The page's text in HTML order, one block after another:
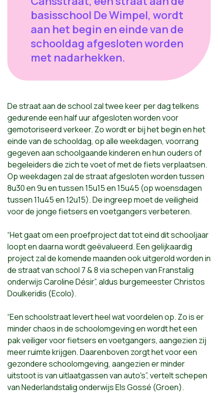
basisschool De Wimpel, wordt
aan het begin en einde van de
schooldag afgesloten worden
met nadarhekken.
De straat aan de school zal twee keer per dag telkens
gedurende een half uur afgesloten worden voor
gemotoriseerd verkeer. Zo wordt er bij het begin en het
einde van de schooldag, op alle weekdagen, voorrang
gegeven aan schoolgaande kinderen en hun ouders of
begeleiders die zich te voet of met de fiets verplaatsen.
Op weekdagen zal de straat afgesloten worden tussen
8u30 en 9u en tussen 15u15 en 15u45 (op woensdagen
tussen 11u45 en 12u15). De ingreep moet de veiligheid
voor de jonge fietsers en voetgangers verbeteren.
“Het gaat om een proefproject dat tot eind dit schooljaar
loopt en daarna wordt geëvalueerd. Een gelijkaardig
project zal de komende maanden ook uitgerold worden in
de straat van school 7 & 8 via schepen van Franstalig
onderwijs Caroline Désir”, aldus burgemeester Christos
Doulkeridis (Ecolo).
“Een schoolstraat levert heel wat voordelen op. Zo is er
minder chaos in de schoolomgeving en wordt het een
pak veiliger voor fietsers en voetgangers, aangezien zij
meer ruimte krijgen. Daarenboven zorgt het voor een
gezondere schoolomgeving, aangezien er minder
uitstoot is van uitlaatgassen van auto's”, vertelt schepen
van Nederlandstalig onderwijs Els Gossé (Groen).